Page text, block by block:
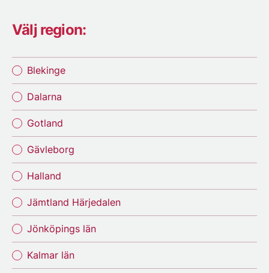
Välj region:
Blekinge
Dalarna
Gotland
Gävleborg
Halland
Jämtland Härjedalen
Jönköpings län
Kalmar län